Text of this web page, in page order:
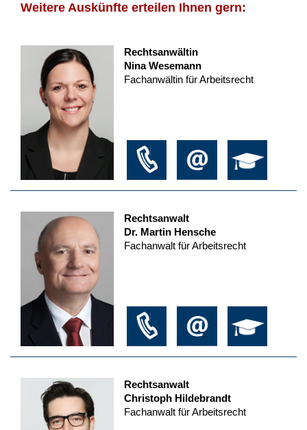
Weitere Auskünfte erteilen Ihnen gern:
Rechtsanwältin
Nina Wesemann
Fachanwältin für Arbeitsrecht
Rechtsanwalt
Dr. Martin Hensche
Fachanwalt für Arbeitsrecht
Rechtsanwalt
Christoph Hildebrandt
Fachanwalt für Arbeitsrecht